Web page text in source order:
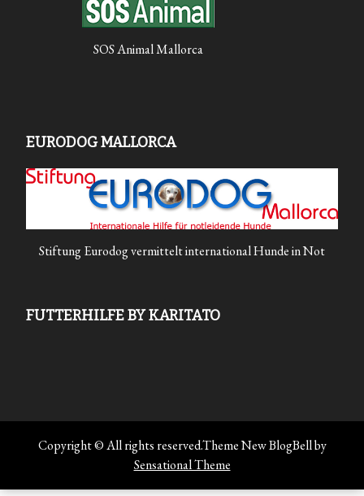
SOS Animal Mallorca
EURODOG MALLORCA
Stiftung Eurodog vermittelt international Hunde in Not
FUTTERHILFE BY KARITATO
Copyright © All rights reserved.Theme New BlogBell by
Sensational Theme